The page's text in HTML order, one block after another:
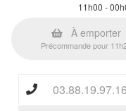
11h00 -
À emporter
Précommande pour
03.88.19.97.16